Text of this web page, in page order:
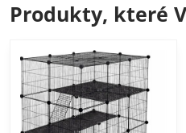
Produkty, které